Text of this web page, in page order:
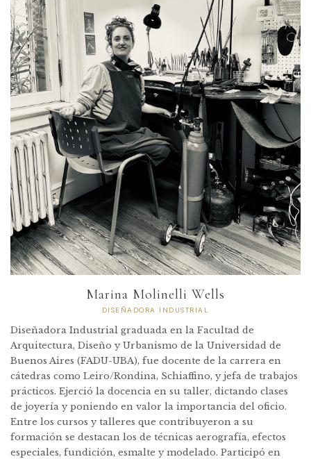
Marina Molinelli Wells
DISEÑADORA INDUSTRIAL
Diseñadora Industrial graduada en la Facultad de
Arquitectura, Diseño y Urbanismo de la Universidad de
Buenos Aires (FADU-UBA), fue docente de la carrera en
cátedras como Leiro/Rondina, Schiaffino, y jefa de trabajos
prácticos. Ejerció la docencia en su taller, dictando clases
de joyería y poniendo en valor la importancia del oficio.
Entre los cursos y talleres que contribuyeron a su
formación se destacan los de técnicas aerografía, efectos
especiales, fundición, esmalte y modelado. Participó en